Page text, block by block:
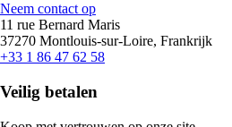
Neem contact op
11 rue Bernard Maris
37270 Montlouis-sur-Loire, Frankrijk
+33 1 86 47 62 58
Veilig betalen